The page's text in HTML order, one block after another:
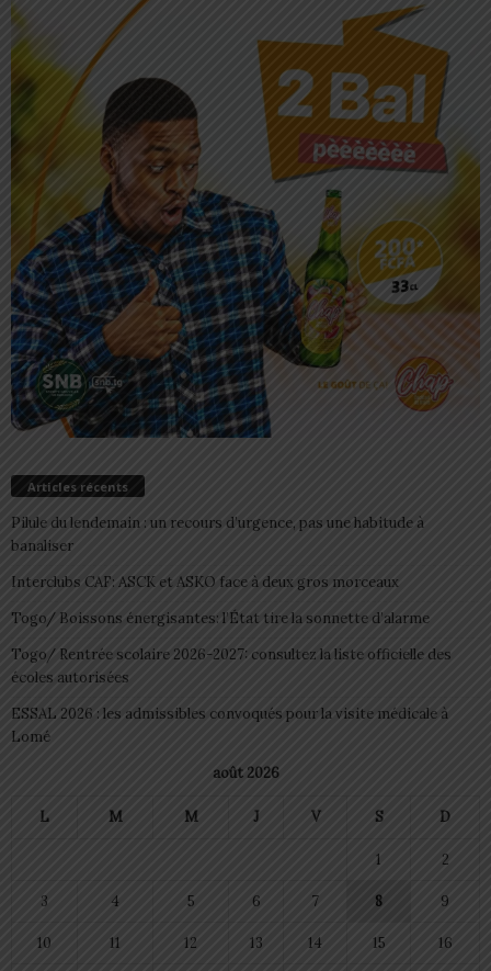
Articles récents
Pilule du lendemain : un recours d’urgence, pas une habitude à
banaliser
Interclubs CAF: ASCK et ASKO face à deux gros morceaux
Togo/ Boissons énergisantes: l’État tire la sonnette d’alarme
Togo/ Rentrée scolaire 2026-2027: consultez la liste officielle des
écoles autorisées
ESSAL 2026 : les admissibles convoqués pour la visite médicale à
Lomé
août 2026
L M M J V S D
1 2
3 4 5 6 7 8 9
10 11 12 13 14 15 16